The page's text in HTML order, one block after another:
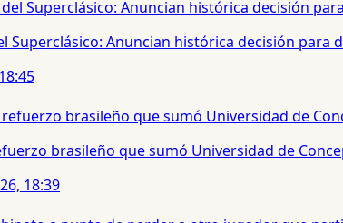
Superclásico: Anuncian histórica decisión para
brasileño que sumó Universidad de
18:39